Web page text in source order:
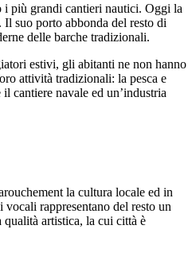
i più grandi cantieri nautici. Oggi la
suo porto abbonda del resto di
delle barche tradizionali.
estivi, gli abitanti ne non hanno
attività tradizionali: la pesca e
cantiere navale ed un’industria
la cultura locale ed in
rappresentano del resto un
qualità artistica, la cui città è